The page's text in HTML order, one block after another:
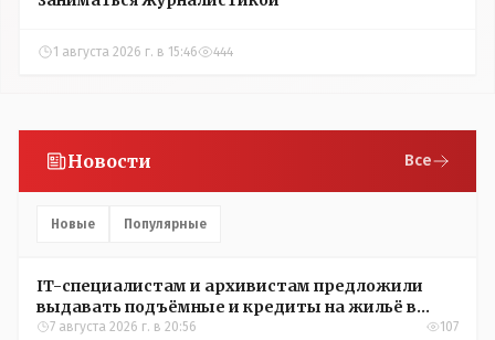
1 августа 2026 г. в 15:46 444
Новости Все
Новые Популярные
IT-специалистам и архивистам предложили
выдавать подъёмные и кредиты на жильё в
сёлах Казахстана
7 августа 2026 г. в 20:56 107